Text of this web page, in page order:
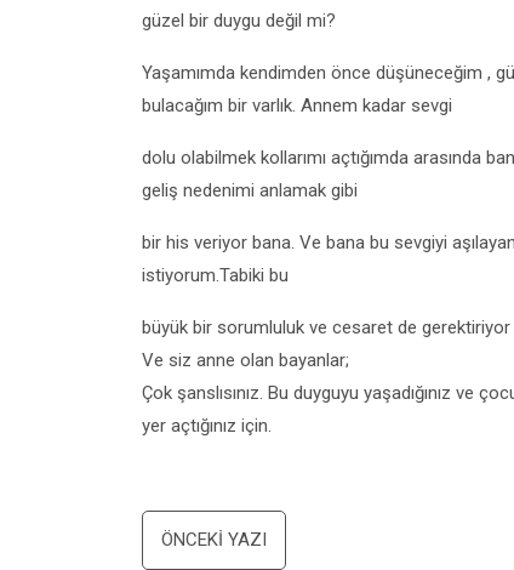
güzel bir duygu değil mi?
Yaşamımda kendimden önce düşüneceğim ,
bulacağım bir varlık. Annem kadar sevgi
dolu olabilmek kollarımı açtığımda arasında
geliş nedenimi anlamak gibi
bir his veriyor bana. Ve bana bu sevgiyi
istiyorum.Tabiki bu
büyük bir sorumluluk ve cesaret de
Ve siz anne olan bayanlar;
Çok şanslısınız. Bu duyguyu yaşadığınız ve
yer açtığınız için.
Yazı
ÖNCEKI YAZI